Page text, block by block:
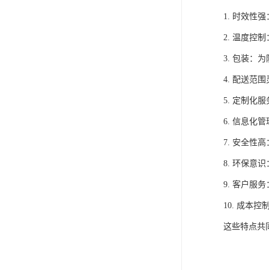
1. 时效性强
2. 温度控制
3. 包装：为
4. 配送范围
5. 定制化服
6. 信息化管
7. 安全性高
8. 环保意识
9. 客户服务
10. 成本控
这些特点共